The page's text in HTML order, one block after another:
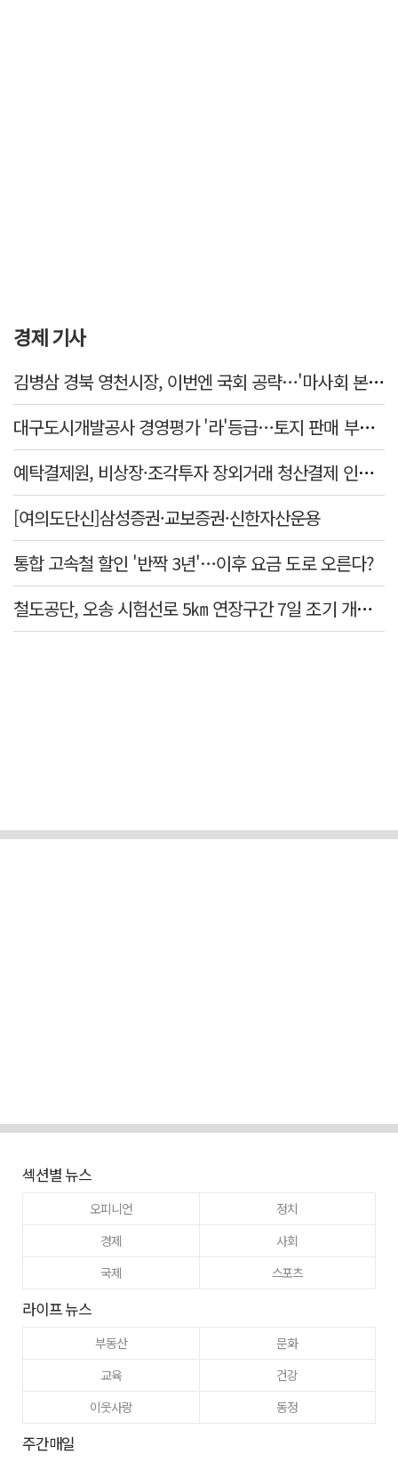
경제 기사
김병삼 경북 영천시장, 이번엔 국회 공략…'마사회 본사 이전·광역교통망 확충' 요청
대구도시개발공사 경영평가 '라'등급…토지 판매 부진에 1년 만에 두 단계 '뚝'
예탁결제원, 비상장·조각투자 장외거래 청산결제 인프라 구축 착수…연내 가동
[여의도단신]삼성증권·교보증권·신한자산운용
통합 고속철 할인 '반짝 3년'…이후 요금 도로 오른다?
철도공단, 오송 시험선로 5㎞ 연장구간 7일 조기 개통…LA 메트로 사업 지원
섹션별 뉴스
오피니언
정치
경제
사회
국제
스포츠
라이프 뉴스
부동산
문화
교육
건강
이웃사랑
동정
주간매일